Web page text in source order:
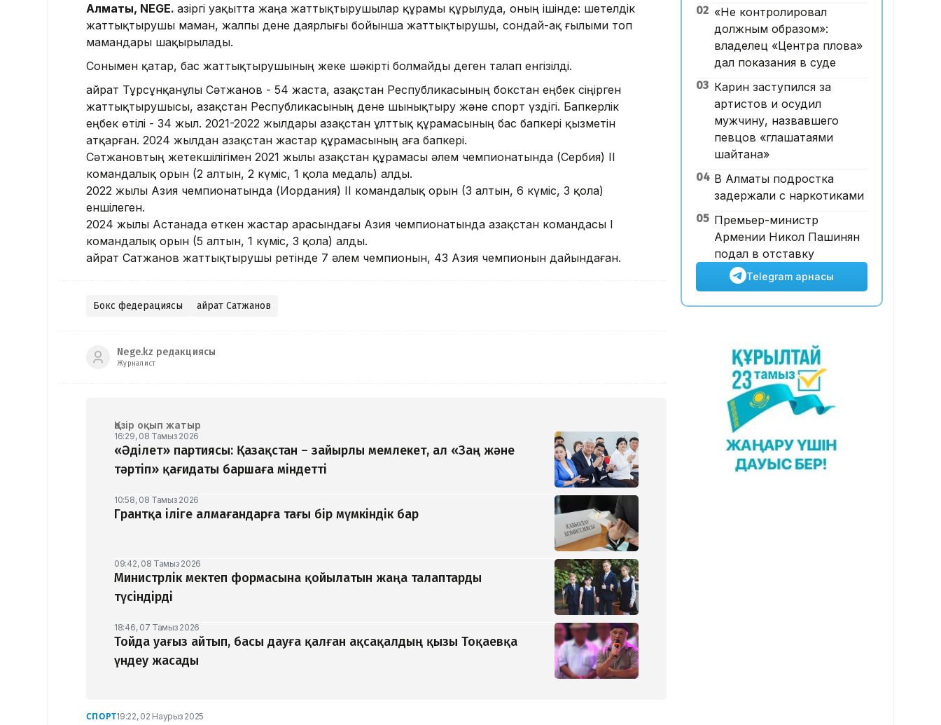
Алматы, NEGE. Қазіргі уақытта жаңа жаттықтырушылар құрамы құрылуда, оның ішінде: шетелдік
жаттықтырушы маман, жалпы дене даярлығы бойынша жаттықтырушы, сондай-ақ ғылыми топ
мамандары шақырылады.
Сонымен қатар, бас жаттықтырушының жеке шәкірті болмайды деген талап енгізілді.
Қайрат Тұрсұнқанұлы Сәтжанов - 54 жаста, Қазақстан Республикасының бокстан еңбек сіңірген
жаттықтырушысы, Қазақстан Республикасының дене шынықтыру және спорт үздігі. Бапкерлік
еңбек өтілі - 34 жыл. 2021-2022 жылдары Қазақстан ұлттық құрамасының бас бапкері қызметін
атқарған. 2024 жылдан Қазақстан жастар құрамасының аға бапкері.
Сәтжановтың жетекшілігімен 2021 жылы Қазақстан құрамасы әлем чемпионатында (Сербия) II
командалық орын (2 алтын, 2 күміс, 1 қола медаль) алды.
2022 жылы Азия чемпионатында (Иордания) ІІ командалық орын (3 алтын, 6 күміс, 3 қола)
еншілеген.
2024 жылы Астанада өткен жастар арасындағы Азия чемпионатында Қазақстан командасы I
командалық орын (5 алтын, 1 күміс, 3 қола) алды.
Қайрат Сатжанов жаттықтырушы ретінде 7 әлем чемпионын, 43 Азия чемпионын дайындаған.
Бокс федерациясы Қайрат Сатжанов
Nege.kz редакциясы
Журналист
Қазір оқып жатыр
16:29, 08 Тамыз 2026
«Әділет» партиясы: Қазақстан – зайырлы мемлекет, ал «Заң және
тәртіп» қағидаты баршаға міндетті
10:58, 08 Тамыз 2026
Грантқа іліге алмағандарға тағы бір мүмкіндік бар
09:42, 08 Тамыз 2026
Министрлік мектеп формасына қойылатын жаңа талаптарды
түсіндірді
18:46, 07 Тамыз 2026
Тойда уағыз айтып, басы дауға қалған ақсақалдың қызы Тоқаевқа
үндеу жасады
СПОРТ19:22, 02 Наурыз 2025
Мемлекеттік грант
иегерлерінің тізімі
жарияланды: 75 мыңнан
астам талапкер тегін білім
алады
14:45, 07 Тамыз 2026
Ұлттық валютаны инфляция
қарқынының баяулауы
қолдап отыр – сарапшылар
02 «Не контролировал
должным образом»:
владелец «Центра плова»
дал показания в суде
03 Карин заступился за
артистов и осудил
мужчину, назвавшего
певцов «глашатаями
шайтана»
04 В Алматы подростка
задержали с наркотиками
05 Премьер-министр
Армении Никол Пашинян
подал в отставку
Telegram арнасы